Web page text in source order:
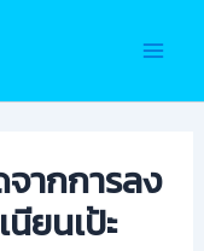
ากการลง
ยนเป้ะ